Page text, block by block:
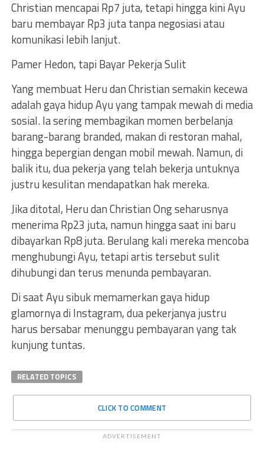
Christian mencapai Rp7 juta, tetapi hingga kini Ayu
baru membayar Rp3 juta tanpa negosiasi atau
komunikasi lebih lanjut.
Pamer Hedon, tapi Bayar Pekerja Sulit
Yang membuat Heru dan Christian semakin kecewa
adalah gaya hidup Ayu yang tampak mewah di media
sosial. Ia sering membagikan momen berbelanja
barang-barang branded, makan di restoran mahal,
hingga bepergian dengan mobil mewah. Namun, di
balik itu, dua pekerja yang telah bekerja untuknya
justru kesulitan mendapatkan hak mereka.
Jika ditotal, Heru dan Christian Ong seharusnya
menerima Rp23 juta, namun hingga saat ini baru
dibayarkan Rp8 juta. Berulang kali mereka mencoba
menghubungi Ayu, tetapi artis tersebut sulit
dihubungi dan terus menunda pembayaran.
Di saat Ayu sibuk memamerkan gaya hidup
glamornya di Instagram, dua pekerjanya justru
harus bersabar menunggu pembayaran yang tak
kunjung tuntas.
RELATED TOPICS
CLICK TO COMMENT
ADVERTISEMENT